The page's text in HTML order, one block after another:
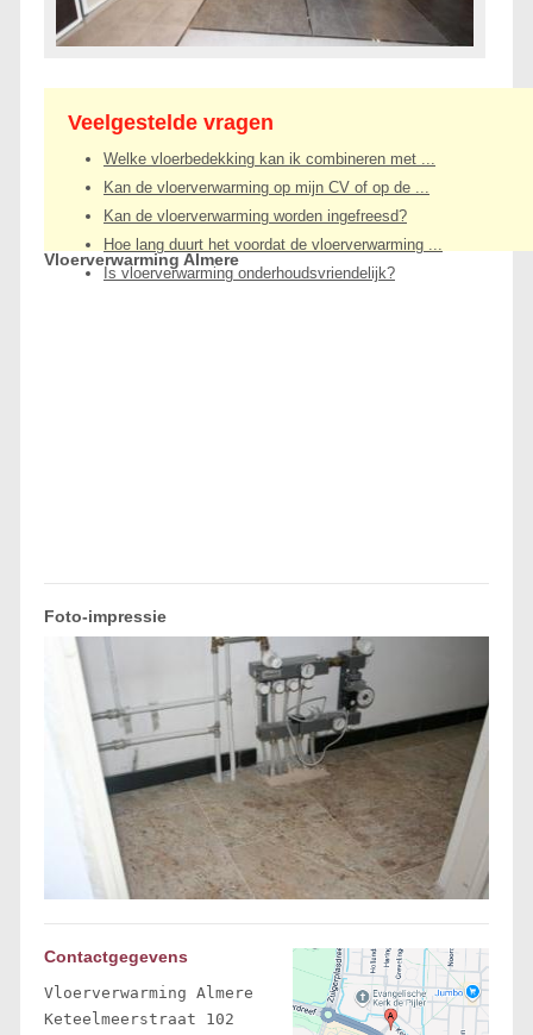
Veelgestelde vragen
Welke vloerbedekking kan ik combineren met ...
Kan de vloerverwarming op mijn CV of op de ...
Kan de vloerverwarming worden ingefreesd?
Hoe lang duurt het voordat de vloerverwarming ...
Is vloerverwarming onderhoudsvriendelijk?
Vloerverwarming Almere
Foto-impressie
Contactgegevens
Vloerverwarming Almere
Keteelmeerstraat 102